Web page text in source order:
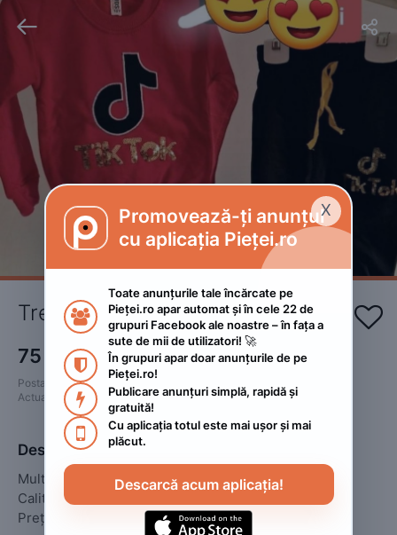
 
Trening tik tok 
75 RON
Postat
2022. septembrie 8.
Actualizat
2022. septembrie 8.
Descriere
Mult prea cautatele treninguri tik tok
Calitate superioara
Preț accesibil 🍁🍁
X
Promovează-ți anunțul
cu aplicația Pieței.ro

Toate anunțurile tale încărcate pe
Pieței.ro apar automat și în cele 22 de
grupuri Facebook ale noastre – în fața a
sute de mii de utilizatori! 🚀

În grupuri apar doar anunțurile de pe
Pieței.ro!

Publicare anunțuri simplă, rapidă și
gratuită!

Cu aplicația totul este mai ușor și mai
plăcut.
Descarcă acum aplicația!